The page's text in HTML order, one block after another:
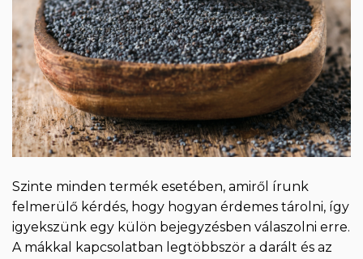
Szinte minden termék esetében, amiről írunk
felmerülő kérdés, hogy hogyan érdemes tárolni, így
igyekszünk egy külön bejegyzésben válaszolni erre.
A mákkal kapcsolatban legtöbbször a darált és az